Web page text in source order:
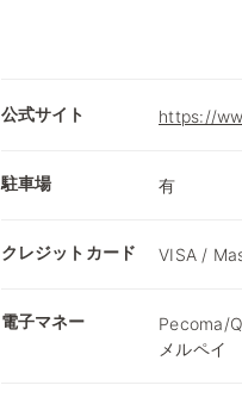
公式サイト https://
駐車場 有
クレジットカード VISA /
電子マネー
Pecoma/
メルペイ